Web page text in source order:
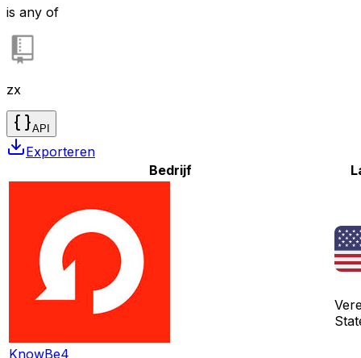
is any of
zx
API
Exporteren
Bedrijf
KnowBe4